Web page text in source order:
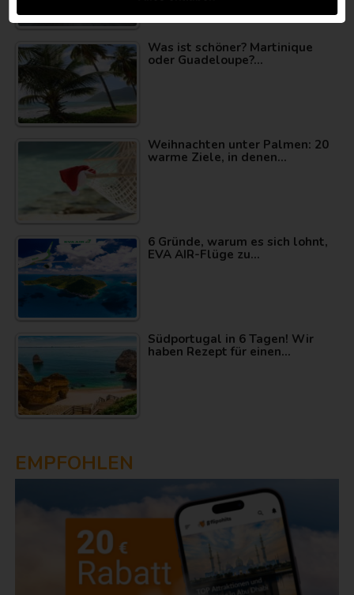
Was ist schöner? Martinique
oder Guadeloupe?…
Weihnachten unter Palmen: 20
warme Ziele, in denen…
6 Gründe, warum es sich lohnt,
EVA AIR-Flüge zu…
Südportugal in 6 Tagen! Wir
haben Rezept für einen…
EMPFOHLEN